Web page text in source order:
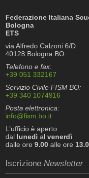
Federazione Italiana
Bologna
ETS
via Alfredo Calzoni 6/D
40128 Bologna BO
Telefono e fax:
+39 051 332167
Servizio Civile FISM BO:
+39 340 1074916
Posta elettronica:
info@fism.bo.it
L'ufficio è aperto
dal lunedì alvenerdì
dalle ore9.00 alle ore
IscrizioneNewsletter